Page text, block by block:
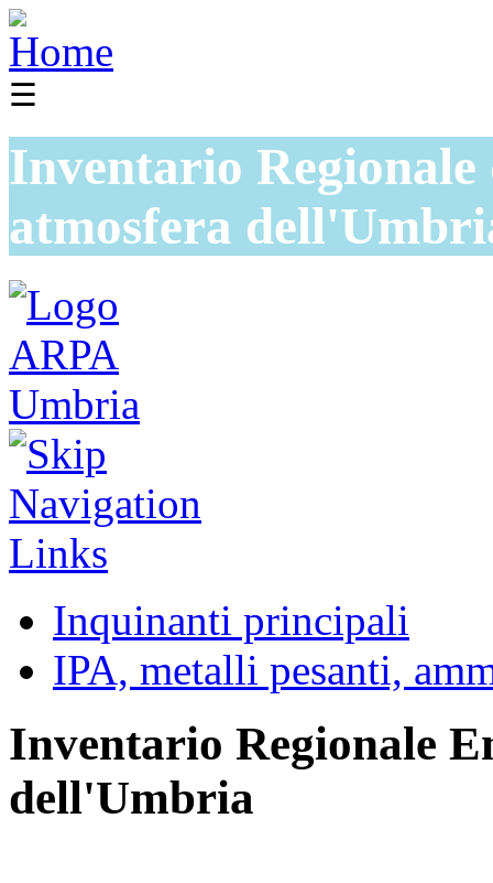
☰
Inventario
atmosfera
Inquinanti principali
IPA, metalli pesanti,
Inventario Regionale
dell'Umbria